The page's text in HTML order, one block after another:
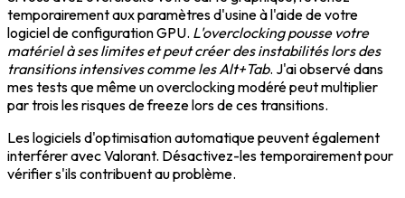
temporairement aux paramètres d'usine à l'aide de votre
logiciel de configuration GPU. L'overclocking pousse votre
matériel à ses limites et peut créer des instabilités lors des
transitions intensives comme les Alt+Tab. J'ai observé dans
mes tests que même un overclocking modéré peut multiplier
par trois les risques de freeze lors de ces transitions.
Les logiciels d'optimisation automatique peuvent également
interférer avec Valorant. Désactivez-les temporairement pour
vérifier s'ils contribuent au problème.